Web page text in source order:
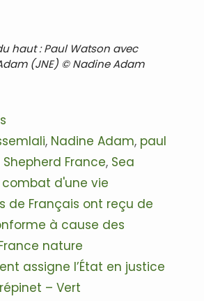
haut : Paul Watson avec
(JNE) © Nadine Adam
, Nadine Adam, paul
Shepherd France, Sea
combat d'une vie
de Français ont reçu de
à cause des
nature
assigne l’État en justice
– Vert